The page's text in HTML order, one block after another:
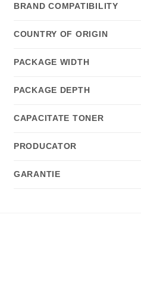
BRAND COMPATIBILITY
COUNTRY OF ORIGIN
PACKAGE WIDTH
PACKAGE DEPTH
CAPACITATE TONER
PRODUCATOR
GARANTIE